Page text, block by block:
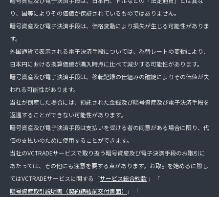
り、国等によりその価値が保証されているものではありません。
暗号資産及び電子決済手段は、価格変動により損失が生じる可能性がありま
す。
外国通貨で表示される電子決済手段については、為替レートの変動により、
日本円における換算価値が購入時点に比べて減少する可能性があります。
暗号資産及び電子決済手段は、移転記録の仕組みの破綻によりその価値が失
われる可能性があります。
当社が倒産した場合には、預託された金銭及び暗号資産及び電子決済手段を
返還することができない可能性があります。
暗号資産及び電子決済手段は支払いを受ける者の同意がある場合に限り、代
価の支払いのために使用することができます。
当社のVCTRADEサービスで取り扱う暗号資産及び電子決済手段のお取引に
あたっては、その他にも注意を要する点があります。お取引を始めるに際し
てはVCTRADEサービスに関する「サービス総合約款 」「
暗号資産取引説明書（契約締結前交付書面）
」「